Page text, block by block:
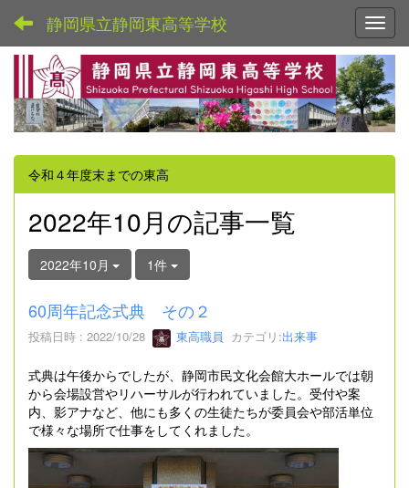
静岡県立静岡東高等学校
令和４年度末までの東高
2022年10月の記事一覧
2022年10月 1件
60周年記念式典 その２
投稿日時 : 2022/10/28 東高職員 カテゴリ:出来事
式典は午後からでしたが、静岡市民文化会館大ホールでは朝
から会場設営やリハーサルが行われていました。受付や案
内、影アナなど、他にも多くの生徒たちが委員会や部活単位
で様々な場所で仕事をしてくれました。